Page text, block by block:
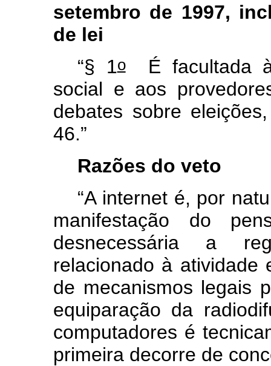
setembro de 1997,
de lei
“§ 1oÉ facultada
social e aos
debates sobre
46.”
Razões do veto
“A internet é, por
manifestação do
desnecessária a
relacionado à atividade
de mecanismos legais
equiparação da
computadores é
primeira decorre de